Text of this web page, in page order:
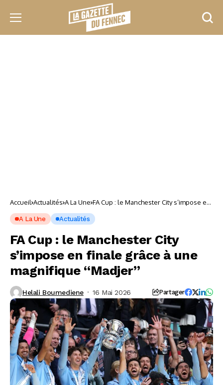
Accueil Actualités A La Une FA Cup : le Manchester City s’impose en
A La Une Actualités
FA Cup : le Manchester City
s’impose en finale grâce à une
magnifique “Madjer”
Helali Boumediene 16 Mai 2026 Partager